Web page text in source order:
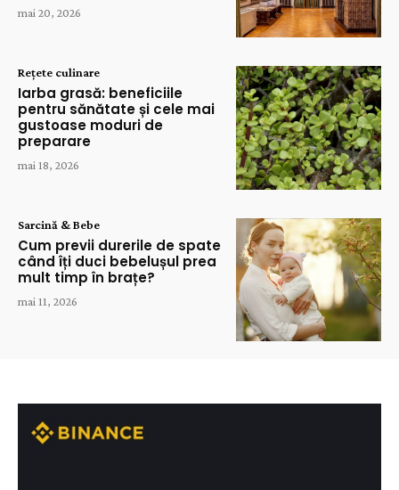
mai 20, 2026
Rețete culinare
Iarba grasă: beneficiile
pentru sănătate și cele mai
gustoase moduri de
preparare
mai 18, 2026
Sarcină & Bebe
Cum previi durerile de spate
când îți duci bebelușul prea
mult timp în brațe?
mai 11, 2026